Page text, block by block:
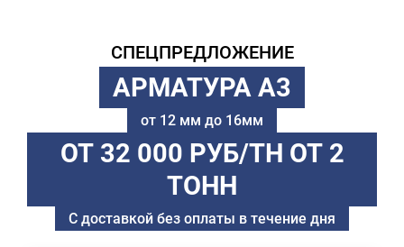
СПЕЦПРЕДЛОЖЕНИЕ
АРМАТУРА А3
от 12 мм до 16мм
ОТ 32 000 РУБ/ТН ОТ 2
ТОНН
С доставкой без оплаты в течение дня